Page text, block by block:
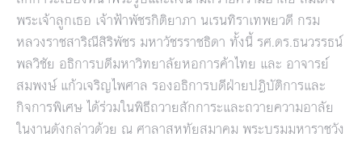
พระเจ้าลูกเธอ เจ้าฟ้าพัชรกิติยาภา นเรนทิราเทพยวดี กรม
หลวงราชสาริณีสิริพัชร มหาวัชรราชธิดา ทั้งนี้ รศ.ดร.ธนวรรธน์
พลวิชัย อธิการบดีมหาวิทยาลัยหอการค้าไทย และ อาจารย์
สมพงษ์ แก้วเจริญไพศาล รองอธิการบดีฝ่ายปฎิบัติการและ
กิจการพิเศษ ได้ร่วมในพิธีถวายสักการะและถวายความอาลัย
ในงานดังกล่าวด้วย ณ ศาลาสหทัยสมาคม พระบรมมหาราชวัง